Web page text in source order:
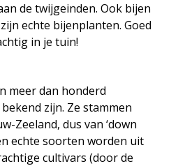
de twijgeinden. Ook bijen
echte bijenplanten. Goed
in je tuin!
meer dan honderd
zijn. Ze stammen
Zeeland, dus van ‘down
echte soorten worden uit
cultivars (door de